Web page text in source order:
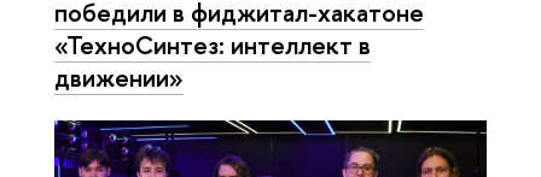
победили в фиджитал-хакатоне
«ТехноСинтез: интеллект в
движении»